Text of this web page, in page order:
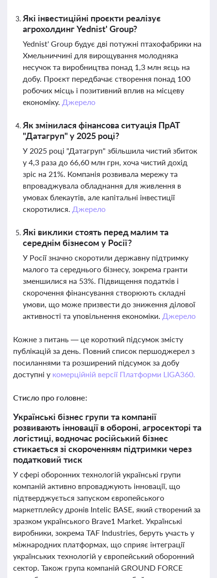
Які інвестиційні проєкти реалізує
агрохолдинг Yednist' Group?
Yednist' Group будує дві потужні птахофабрики на
Хмельниччині для вирощування молодняка
несучок та виробництва понад 1,3 млн яєць на
добу. Проєкт передбачає створення понад 100
робочих місць і позитивний вплив на місцеву
економіку. Джерело
Як змінилася фінансова ситуація ПрАТ
"Датагруп" у 2025 році?
У 2025 році "Датагруп" збільшила чистий збиток
у 4,3 раза до 66,60 млн грн, хоча чистий дохід
зріс на 21%. Компанія розвивала мережу та
впроваджувала обладнання для живлення в
умовах блекаутів, але капітальні інвестиції
скоротилися. Джерело
Які виклики стоять перед малим та
середнім бізнесом у Росії?
У Росії значно скоротили державну підтримку
малого та середнього бізнесу, зокрема гранти
зменшилися на 53%. Підвищення податків і
скорочення фінансування створюють складні
умови, що може призвести до зниження ділової
активності та уповільнення економіки. Джерело
Кожне з питань — це короткий підсумок змісту
публікацій за день. Повний список першоджерел з
посиланнями та розширений підсумок за добу
доступні у комерційній версії Платформи LIGA360.
Стисло про головне:
Українські бізнес групи та компанії
розвивають інновації в обороні, агросекторі та
логістиці, водночас російський бізнес
стикається зі скороченням підтримки через
податковий тиск
У сфері оборонних технологій українські групи
компаній активно впроваджують інновації, що
підтверджується запуском європейського
маркетплейсу дронів Intelic BASE, який створений за
зразком українського Brave1 Market. Українські
виробники, зокрема TAF Industries, беруть участь у
міжнародних платформах, що сприяє інтеграції
українських технологій у європейський оборонний
сектор. Також група компаній GROUND FORCE